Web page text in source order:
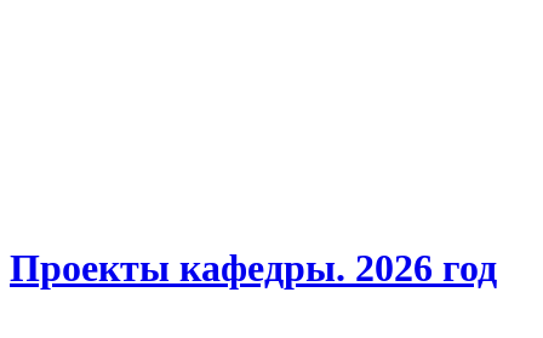
Проекты кафедры. 2026 год